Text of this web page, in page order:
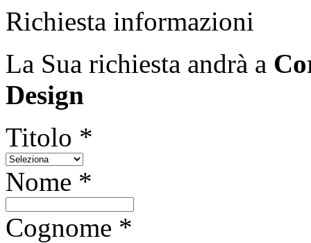
Richiesta informazioni
La Sua richiesta andrà a
Design
Titolo *
Nome *
Cognome *